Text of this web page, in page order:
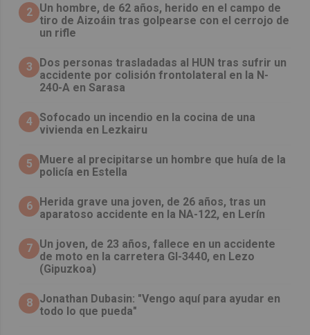
2 Un hombre, de 62 años, herido en el campo de
tiro de Aizoáin tras golpearse con el cerrojo de
un rifle
3
​Dos personas trasladadas al HUN tras sufrir un
accidente por colisión frontolateral en la N-
240-A en Sarasa
4 Sofocado un incendio en la cocina de una
vivienda en Lezkairu
5
Muere al precipitarse un hombre que huía de la
policía en Estella
6 Herida grave una joven, de 26 años, tras un
aparatoso accidente en la NA-122, en Lerín
7 Un joven, de 23 años, fallece en un accidente
de moto en la carretera GI-3440, en Lezo
(Gipuzkoa)
8 Jonathan Dubasin: "Vengo aquí para ayudar en
todo lo que pueda"